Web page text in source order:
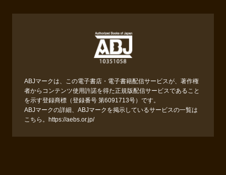
ABJマークは、この電子書店・電子書籍配信サービスが、著作権
者からコンテンツ使用許諾を得た正規版配信サービスであること
を示す登録商標（登録番号 第6091713号）です。
ABJマークの詳細、ABJマークを掲示しているサービスの一覧は
こちら。 https://aebs.or.jp/